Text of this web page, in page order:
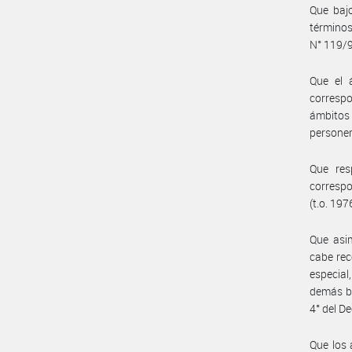
Que
N° 119/
Que el
Que
(t.o.
Que
cabe
demás
4° del
Que los